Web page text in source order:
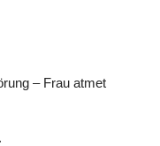
– Frau atmet